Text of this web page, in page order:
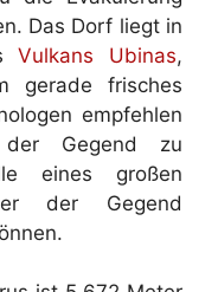
Das Dorf liegt in
Vulkans Ubinas,
gerade frisches
empfehlen
Gegend zu
eines großen
der Gegend